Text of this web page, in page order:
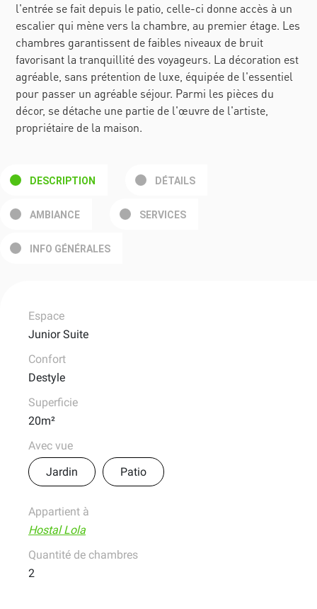
l'entrée se fait depuis le patio, celle-ci donne accès à un
escalier qui mène vers la chambre, au premier étage. Les
chambres garantissent de faibles niveaux de bruit
favorisant la tranquillité des voyageurs. La décoration est
agréable, sans prétention de luxe, équipée de l'essentiel
pour passer un agréable séjour. Parmi les pièces du
décor, se détache une partie de l'œuvre de l'artiste,
propriétaire de la maison.
DESCRIPTION DÉTAILS
AMBIANCE SERVICES
INFO GÉNÉRALES
Avec vue
Jardin
Patio
Appartient à
Hostal Lola
Quantité de chambres
2
Espace
Junior Suite
Confort
Destyle
Superficie
20m²